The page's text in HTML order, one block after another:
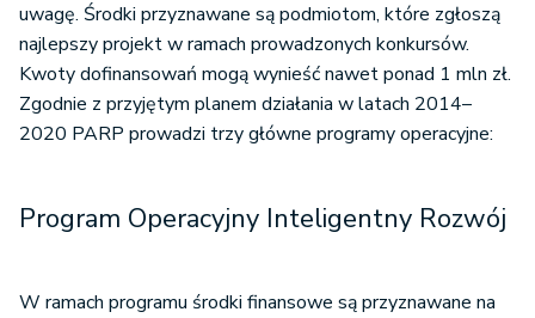
uwagę. Środki przyznawane są podmiotom, które zgłoszą
najlepszy projekt w ramach prowadzonych konkursów.
Kwoty dofinansowań mogą wynieść nawet ponad 1 mln zł.
Zgodnie z przyjętym planem działania w latach 2014–
2020 PARP prowadzi trzy główne programy operacyjne:
Program Operacyjny Inteligentny Rozwój
W ramach programu środki finansowe są przyznawane na